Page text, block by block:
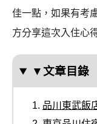
佳一點，如果有考
方分享這次入住心
▼文章目錄
品川東武飯